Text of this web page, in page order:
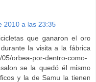
2010 a las 23:35
que ganaron el oro
la visita a la fábrica
orbea-por-dentro-como-
se la quedó él mismo
y la de Samu la tienen